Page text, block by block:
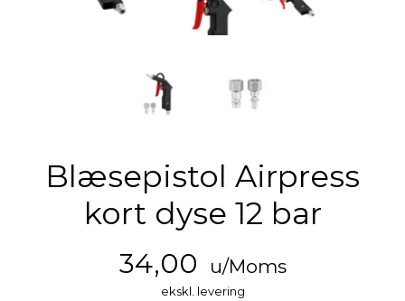
Blæsepistol Airpress
kort dyse 12 bar
34,00 u/Moms
ekskl. levering